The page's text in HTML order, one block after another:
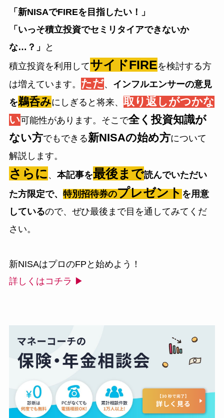
「新NISAでFIREを目指したい！」
「いっそ積立投資でセミリタイアできないか
な…？」
と
積立投資を利用してサイドFIREを検討する方
は増えています。 ただ、 インフルエンサーの意見
を鵜呑みにしぎると将来、 取り返しがつかな
い可能性があります。そこで全く投資知識が
ない方でもできる新NISAの始め方について
解説します。
さらに 、 本記事を最後まで読んでいただい
た方限定で、 特別招待券のプレゼントを用意
しているので、ぜひ最後まで目を通してみてくだ
さい。
新NISAはプロのFPと始めよう！
詳しくはコチラ ▶︎